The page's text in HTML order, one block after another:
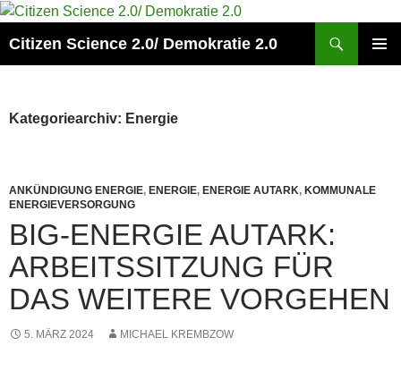
Zum
springen
Citizen Science 2.0/ Demokratie 2.0
Kategoriearchiv: Energie
ANKÜNDIGUNG ENERGIE, ENERGIE, ENERGIE AUTARK, KOMMUNALE
ENERGIEVERSORGUNG
BIG-ENERGIE AUTARK:
ARBEITSSITZUNG FÜR
DAS WEITERE VORGEHEN
5. MÄRZ 2024 MICHAEL KREMBZOW